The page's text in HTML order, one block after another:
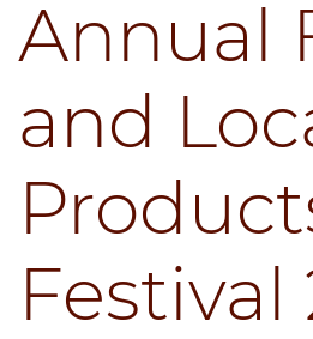
Annual
and
Festival